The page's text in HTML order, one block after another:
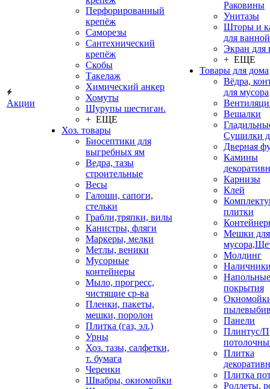
Акции
Перфорированный
крепёж
Саморезы
Сантехнический
крепёж
Скобы
Такелаж
Химический анкер
Хомуты
Шурупы шестиган.
+ ЕЩЕ
Хоз. товары
Биосептики для
выгребных ям
Ведра, тазы
строительные
Весы
Галоши, сапоги,
стельки
Грабли,тряпки, вилы
Канистры, фляги
Маркеры, мелки
Метлы, веники
Мусорные
контейнеры
Мыло, прогресс,
чистящие ср-ва
Пленки, пакеты,
мешки, поролон
Плитка (газ, эл.)
Урны
Хоз. тазы, салфетки,
т. бумага
Черенки
Швабры, окномойки
Раковины
Унитазы
Шторы и
для ванной
Экран для
+ ЕЩЕ
Товары для дома
Вёдра,
для мусора
Вешалки
Сушилки
Дверная
Камины
Карнизы
Клей
плитки
Мешки для
Молдинг
Напольные
покрытия
Панели
Плинтус/
Плитка
Плитка
Роллеты,